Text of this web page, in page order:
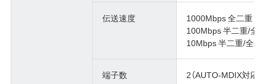
伝送速度
1000Mbps 全二重
100Mbps 半二重/全
10Mbps 半二重/全二
端子数 2（AUTO-MDIX対応）